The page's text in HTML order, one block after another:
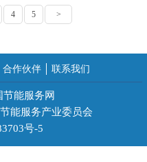
4 5 >
合作伙伴 联系我们
能服务网
能服务产业委员会
号-5